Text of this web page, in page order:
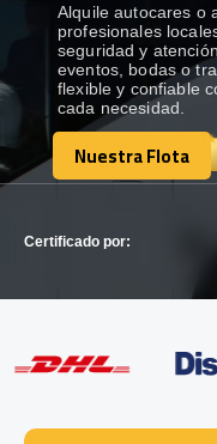
RECORRIDAS
FLOTA
Alquile autocares o
profesionales
seguridad y
eventos, bodas o
flexible y confiable
cada necesidad.
Nuestra Flota
Nuestra Flota
Certificado por: